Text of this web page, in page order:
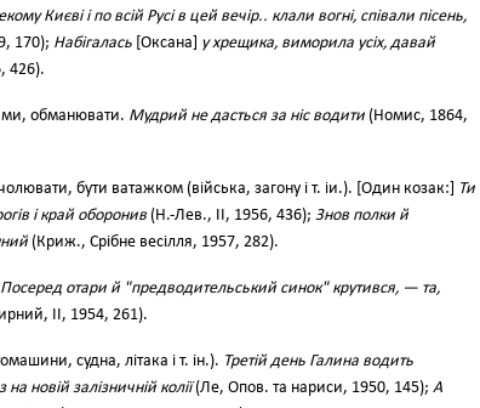
Києві і по всій Русі в цей вечір.. клали вогні, співали пісень,
170); Набігалась [Оксана] у хрещика, виморила усіх, давай
426).
обманювати. Мудрий не дасться за ніс водити (Номис, 1864,
бути ватажком (війська, загону і т. іи.). [Один козак:]
Ти
і край оборонив (Н.-Лев., II, 1956, 436); Знов полки й
(Криж., Срібне весілля, 1957, 282).
Посеред отари й "предводительський синок" крутився, — та,
II, 1954, 261).
судна, літака і т. ін.). Третій день Галина водить
новій залізничній колії(Ле, Опов. та нариси, 1950, 145); А